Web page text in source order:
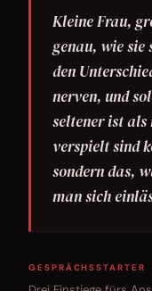
Kleine Frau,
genau, wie sie
den
nerven, und
seltener ist als
verspielt sind
sondern das,
man sich
GESPRÄCHSSTARTER